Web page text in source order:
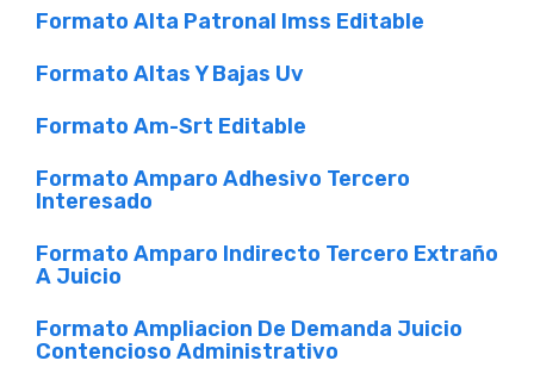
Formato Alta Patronal Imss Editable
Formato Altas Y Bajas Uv
Formato Am-Srt Editable
Formato Amparo Adhesivo Tercero
Interesado
Formato Amparo Indirecto Tercero Extraño
A Juicio
Formato Ampliacion De Demanda Juicio
Contencioso Administrativo